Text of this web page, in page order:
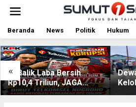
t
i
k
o
n
Beranda News Politik Hukum
«
Bersih
JAGA
Desak KPK
Dewan Usul
Kelola Rumput
Utara dari Hulu